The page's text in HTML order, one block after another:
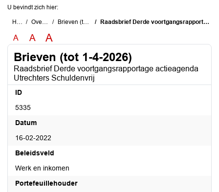
U bevindt zich hier:
Home Overzichten Brieven (tot 1-4-2026) Raadsbrief Derde voortgangsrapportage actieagenda Utrechters Schuldenvrij
A A A
Brieven (tot 1-4-2026)
Raadsbrief Derde voortgangsrapportage actieagenda
Utrechters Schuldenvrij
ID
5335
Datum
16-02-2022
Beleidsveld
Werk en inkomen
Portefeuillehouder